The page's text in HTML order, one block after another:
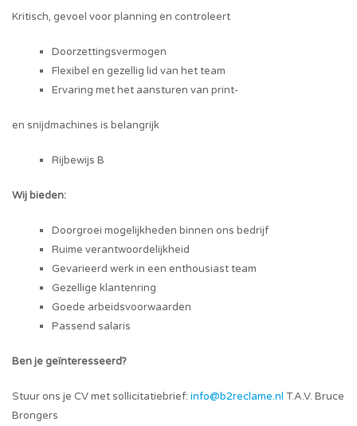
Kritisch, gevoel voor planning en controleert
Doorzettingsvermogen
Flexibel en gezellig lid van het team
Ervaring met het aansturen van print-
en snijdmachines is belangrijk
Rijbewijs B
Wij bieden:
Doorgroei mogelijkheden binnen ons bedrijf
Ruime verantwoordelijkheid
Gevarieerd werk in een enthousiast team
Gezellige klantenring
Goede arbeidsvoorwaarden
Passend salaris
Ben je geïnteresseerd?
Stuur ons je CV met sollicitatiebrief: info@b2reclame.nl T.A.V. Bruce
Brongers